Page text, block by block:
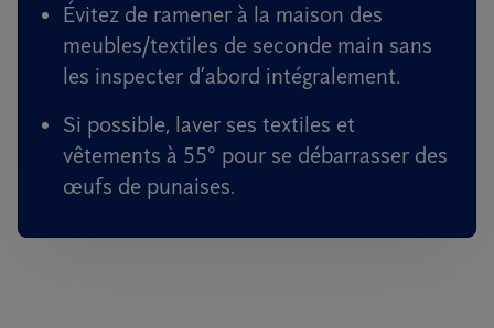
Évitez de ramener à la maison des
meubles/textiles de seconde main sans
les inspecter d’abord intégralement.
Si possible, laver ses textiles et
vêtements à 55° pour se débarrasser des
œufs de punaises.